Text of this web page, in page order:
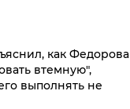
как Федорова
втемную",
выполнять не